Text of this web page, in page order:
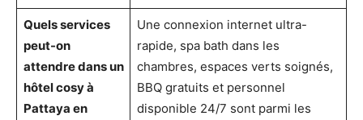
Quels services
peut-on
attendre dans un
hôtel cosy à
Pattaya en
Une connexion internet ultra-
rapide, spa bath dans les
chambres, espaces verts soignés,
BBQ gratuits et personnel
disponible 24/7 sont parmi les